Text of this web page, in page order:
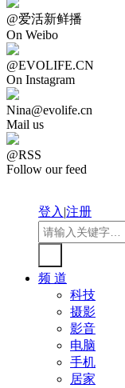
@爱活新鲜播
On Weibo
@EVOLIFE.CN
On Instagram
Nina@evolife.cn
Mail us
@RSS
Follow our feed
登入|注册
频 道
科技
摄影
影音
电脑
手机
居家